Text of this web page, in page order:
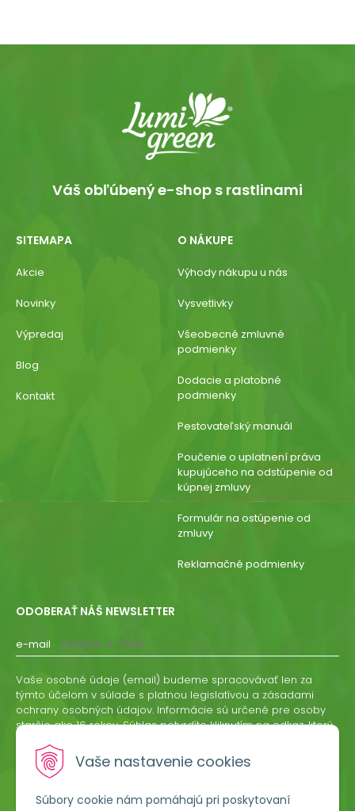
Vaše nastavenie cookies
Súbory cookie nám pomáhajú pri poskytovaní
Váš obľúbený e-shop s rastlinami
SITEMAPA
Akcie
Novinky
Výpredaj
Blog
Kontakt
O NÁKUPE
Výhody nákupu u nás
Vysvetlivky
Všeobecné zmluvné
podmienky
Dodacie a platobné
podmienky
Pestovateľský manuál
Poučenie o uplatnení práva
kupujúceho na odstúpenie od
kúpnej zmluvy
Formulár na ostúpenie od
zmluvy
Reklamačné podmienky
ODOBERAŤ NÁŠ NEWSLETTER
e-mail
Vaše osobné údaje (email) budeme spracovávať len za
týmto účelom v súlade s platnou legislatívou a zásadami
ochrany osobných údajov. Informácie sú určené pre osoby
staršie ako 16 rokov. Súhlas potvrdíte kliknutím na odkaz, ktorý
odvolať písomne, emailom alebo kliknutím na odkaz z
ktoréhokoľvek informačného emailu.